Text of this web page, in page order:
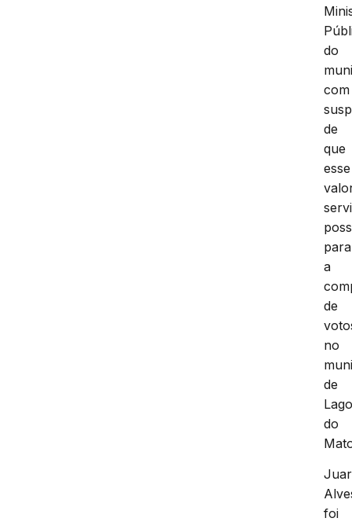
do
com
de
que
esse
para
a
de
no
de
do
foi